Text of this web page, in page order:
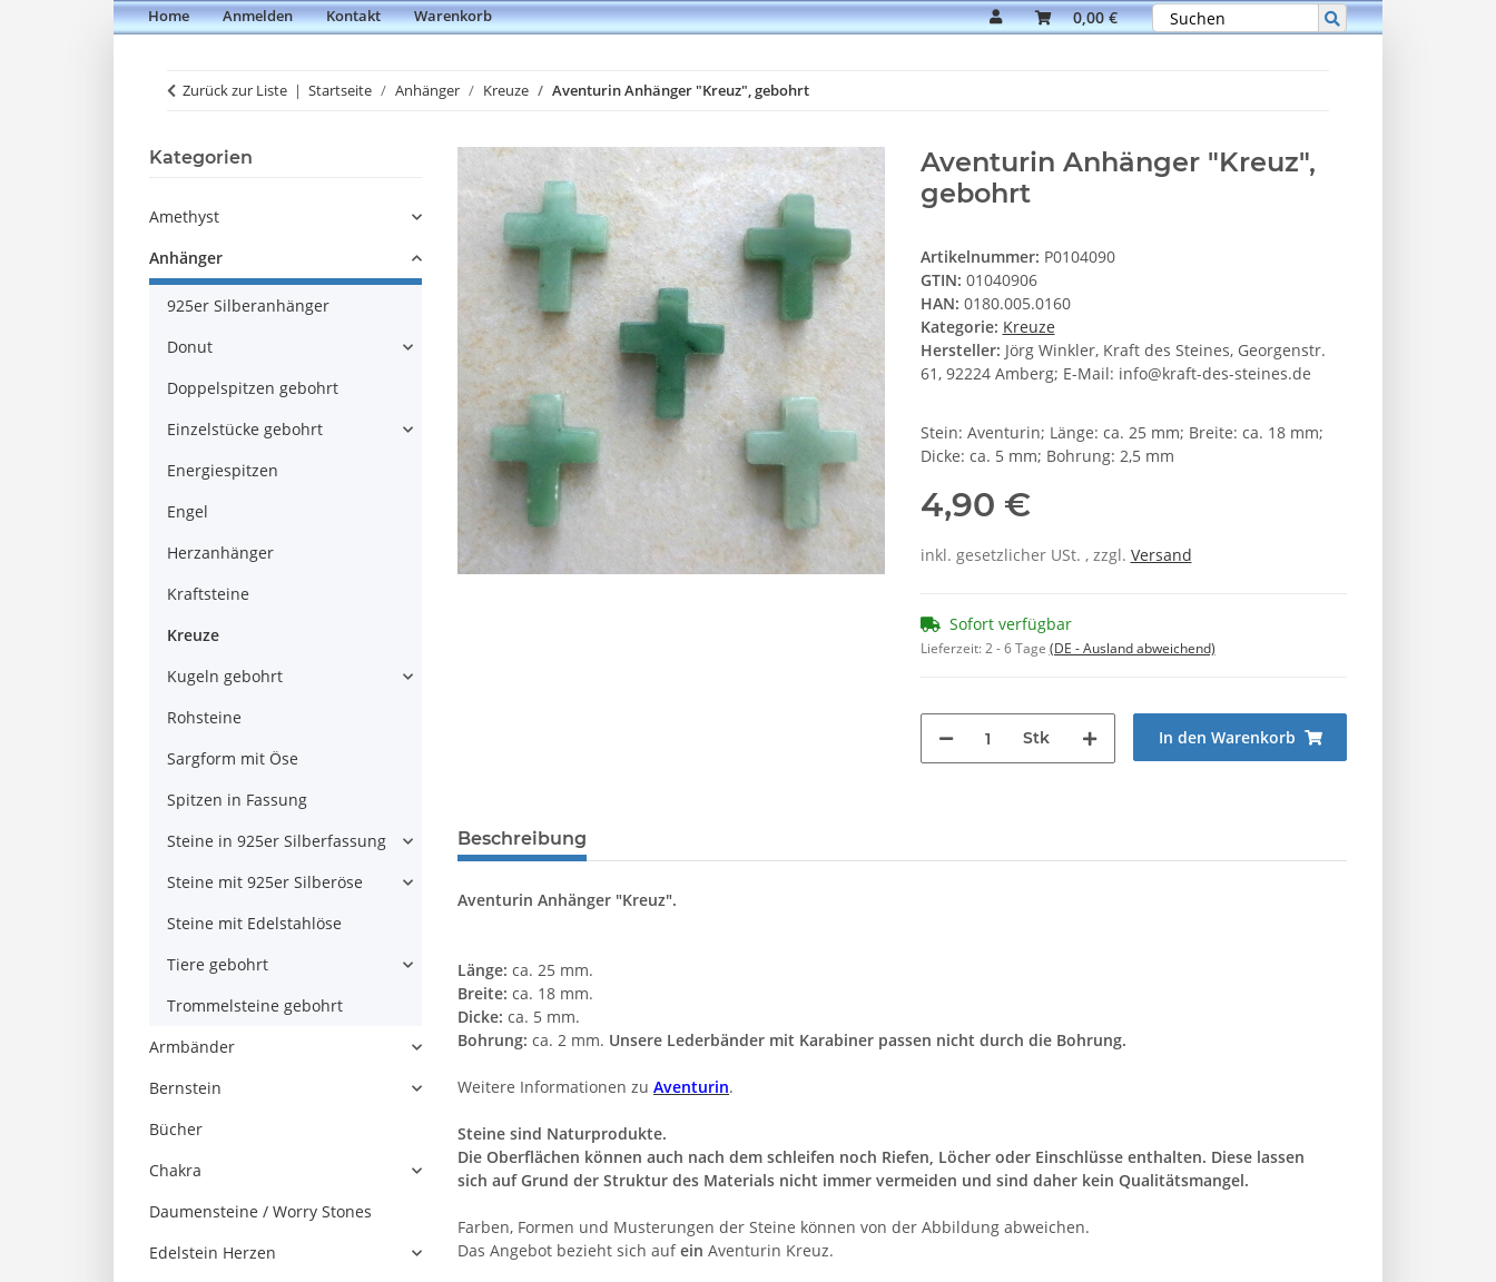
Home Anmelden Kontakt Warenkorb 0,00 €
Zurück zur Liste Startseite Anhänger Kreuze Aventurin Anhänger "Kreuz", gebohrt
Aventurin Anhänger "Kreuz",
gebohrt
Artikelnummer: P0104090
GTIN: 01040906
HAN: 0180.005.0160
Kategorie: Kreuze
Hersteller: Jörg Winkler, Kraft des Steines, Georgenstr.
61, 92224 Amberg; E-Mail: info@kraft-des-steines.de
Stein: Aventurin; Länge: ca. 25 mm; Breite: ca. 18 mm;
Dicke: ca. 5 mm; Bohrung: 2,5 mm
4,90 €
inkl. gesetzlicher USt. , zzgl. Versand
Sofort verfügbar
Lieferzeit:2 - 6 Tage (DE - Ausland abweichend)
Stk In den Warenkorb
Beschreibung
Aventurin Anhänger "Kreuz".
Länge: ca. 25 mm.
Breite: ca. 18 mm.
Dicke: ca. 5 mm.
Bohrung: ca. 2 mm. Unsere Lederbänder mit Karabiner passen nicht durch die Bohrung.
Weitere Informationen zu Aventurin.
Steine sind Naturprodukte.
Die Oberflächen können auch nach dem schleifen noch Riefen, Löcher oder Einschlüsse enthalten. Diese lassen
sich auf Grund der Struktur des Materials nicht immer vermeiden und sind daher kein Qualitätsmangel.
Farben, Formen und Musterungen der Steine können von der Abbildung abweichen.
Das Angebot bezieht sich aufein Aventurin Kreuz.
Kategorien
Amethyst
Anhänger
925er Silberanhänger
Donut
Doppelspitzen gebohrt
Einzelstücke gebohrt
Energiespitzen
Engel
Herzanhänger
Kraftsteine
Kreuze
Kugeln gebohrt
Rohsteine
Sargform mit Öse
Spitzen in Fassung
Steine in 925er Silberfassung
Steine mit 925er Silberöse
Steine mit Edelstahlöse
Tiere gebohrt
Trommelsteine gebohrt
Armbänder
Bernstein
Bücher
Chakra
Daumensteine / Worry Stones
Edelstein Herzen